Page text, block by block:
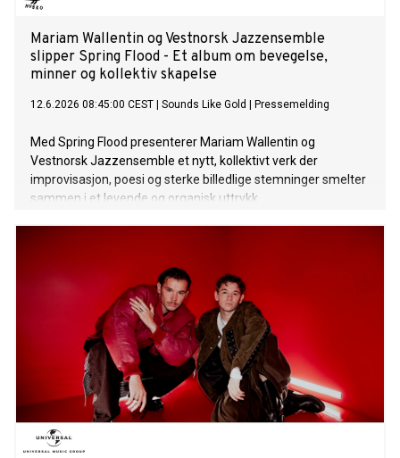
Mariam Wallentin og Vestnorsk Jazzensemble
slipper Spring Flood - Et album om bevegelse,
minner og kollektiv skapelse
12.6.2026 08:45:00 CEST Sounds Like Gold Pressemelding
Med Spring Flood presenterer Mariam Wallentin og
Vestnorsk Jazzensemble et nytt, kollektivt verk der
improvisasjon, poesi og sterke billedlige stemninger smelter
sammen i et levende og organisk uttrykk.